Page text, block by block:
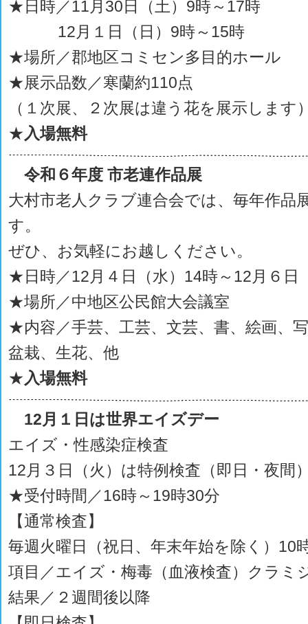
★日時／11月30日（土）9時～17時
12月１日（日）9時～15時
★場所／郡地区コミセン多目的ホール
★展示品数／寒蘭約110点
（１次展、２次展は違う花を展示します
★入場無料
令和６年度 市老連作品展
大村市老人クラブ連合会では、毎年作品
す。
ぜひ、お気軽にお越しください。
★日時／12月４日（水）14時～12月６日
★場所／中地区公民館大会議室
★内容／手芸、工芸、文芸、書、絵画、
盆栽、生花、他
★入場無料
12月１日は世界エイズデー
エイズ・性感染症検査
12月３日（火）は特例検査（即日・夜間
★受付時間／16時～19時30分
【通常検査】
毎週火曜日（祝日、年末年始を除く）10
項目／エイズ・梅毒（血液検査）クラミ
結果／２週間後以降